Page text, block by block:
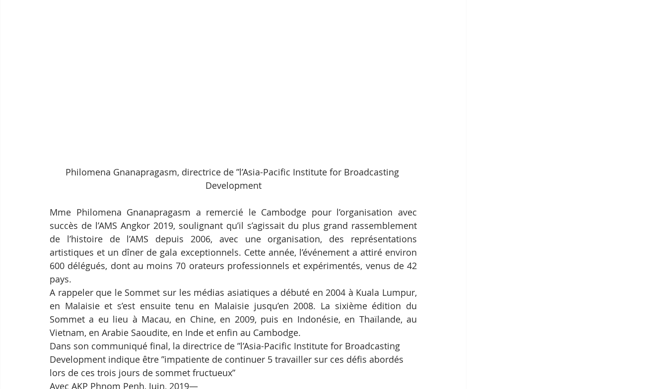
Philomena Gnanapragasm, directrice de ”l’Asia-Pacific Institute for Broadcasting
Development
Mme Philomena Gnanapragasm a remercié le Cambodge pour l’organisation avec
succès de l’AMS Angkor 2019, soulignant qu’il s’agissait du plus grand rassemblement
de l’histoire de l’AMS depuis 2006, avec une organisation, des représentations
artistiques et un dîner de gala exceptionnels. Cette année, l’événement a attiré environ
600 délégués, dont au moins 70 orateurs professionnels et expérimentés, venus de 42
pays.
A rappeler que le Sommet sur les médias asiatiques a débuté en 2004 à Kuala Lumpur,
en Malaisie et s’est ensuite tenu en Malaisie jusqu’en 2008. La sixième édition du
Sommet a eu lieu à Macau, en Chine, en 2009, puis en Indonésie, en Thaïlande, au
Vietnam, en Arabie Saoudite, en Inde et enfin au Cambodge.
Dans son communiqué final, la directrice de ”l’Asia-Pacific Institute for Broadcasting
Development indique être ”impatiente de continuer 5 travailler sur ces défis abordés
lors de ces trois jours de sommet fructueux”
Avec AKP Phnom Penh, Juin, 2019—